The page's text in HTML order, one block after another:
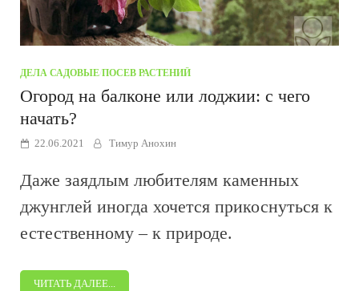
ДЕЛА САДОВЫЕ ПОСЕВ РАСТЕНИЙ
Огород на балконе или лоджии: с чего
начать?
22.06.2021 Тимур Анохин
Даже заядлым любителям каменных
джунглей иногда хочется прикоснуться к
естественному – к природе.
ЧИТАТЬ ДАЛЕЕ...